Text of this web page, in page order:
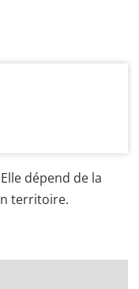
dépend de la
territoire.